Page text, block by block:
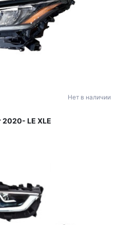
Нет в наличии
LE XLE